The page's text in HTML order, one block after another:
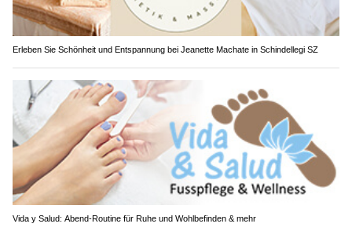
Erleben Sie Schönheit und Entspannung bei Jeanette Machate in Schindellegi SZ
Vida y Salud: Abend-Routine für Ruhe und Wohlbefinden & mehr